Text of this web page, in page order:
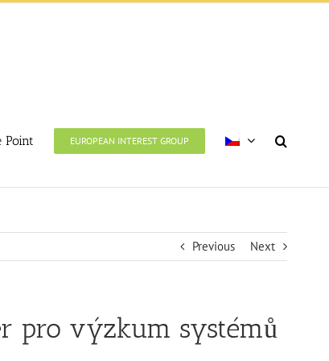
Point EUROPEAN INTEREST GROUP
Previous Next
pro výzkum systémů